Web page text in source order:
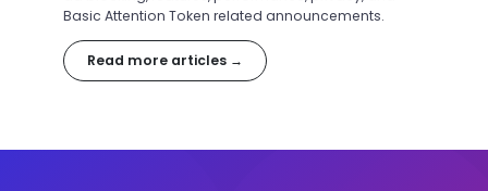
Basic Attention Token related announcements.
Read more articles →